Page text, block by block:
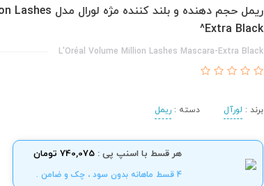
Extra Black^
L'Oréal Volume Million Lashes Mascara-Extra Black
برند : لورآل دسته :ریمل
هر قسط با اسنپ پی : 740,075 تومان
4 قسط ماهانه بدون سود ، چک و ضامن .